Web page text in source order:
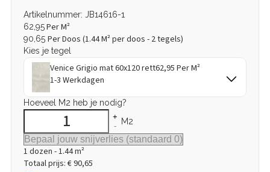
Artikelnummer: JB14616-1
62,95Per M²
90,65 Per Doos (1.44M² per doos - 2 tegels)
Kies je tegel
Venice Grigio mat 60x120 rett62,95 Per M²
1-3 Werkdagen
Hoeveel M2 heb je nodig?
+
- M2
1 dozen -1.44m²
Totaal prijs: € 90,65